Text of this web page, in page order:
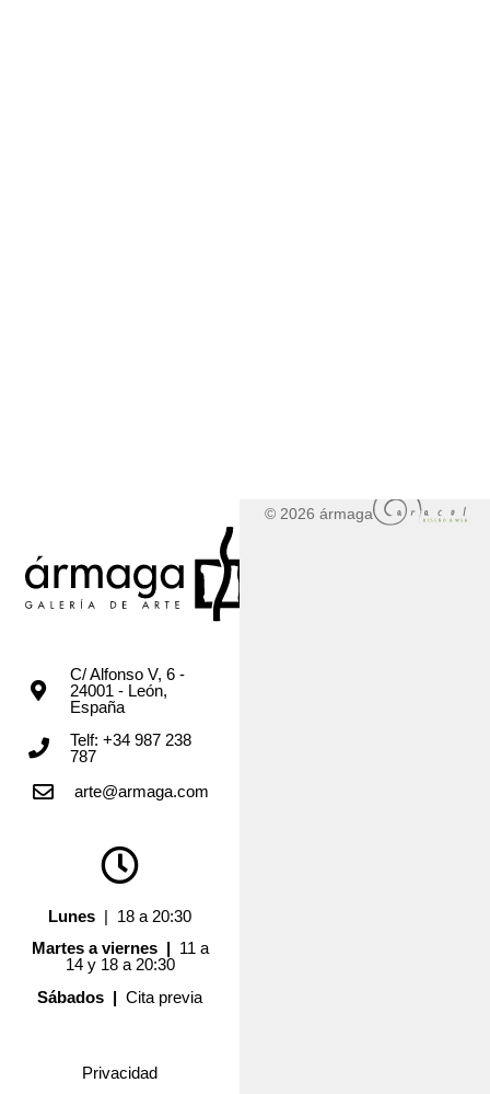
C/ Alfonso V, 6 -
24001 - León,
España
Telf: +34 987 238
787
arte@armaga.com
Lunes | 18 a 20:30
Martes a viernes | 11 a
14 y 18 a 20:30
Sábados |Cita previa
Privacidad
© 2026 ármaga